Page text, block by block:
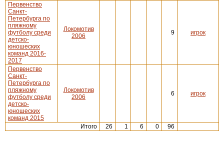
Первенство
Санкт-
Петербурга по
пляжному
футболу среди
детско-
юношеских
команд 2016-
2017
Локомотив
2006
9 игрок
Первенство
Санкт-
Петербурга по
пляжному
футболу среди
детско-
юношеских
команд 2015
Локомотив
2006
6 игрок
Итого 26 1 6 0 96